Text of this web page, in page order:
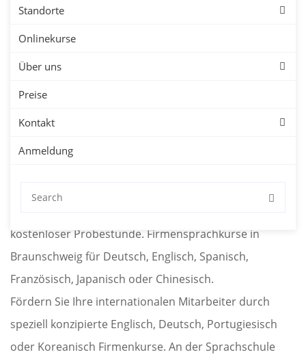
Standorte
Onlinekurse
Über uns
Preise
Kontakt
Anmeldung
Firmenkurse in
Braunschweig –
Sprachkurse für
Unternehmen
kostenloser Probestunde. Firmensprachkurse in
Braunschweig für Deutsch, Englisch, Spanisch,
Französisch, Japanisch oder Chinesisch.
Fördern Sie Ihre internationalen Mitarbeiter durch
speziell konzipierte Englisch, Deutsch, Portugiesisch
oder Koreanisch Firmenkurse. An der Sprachschule